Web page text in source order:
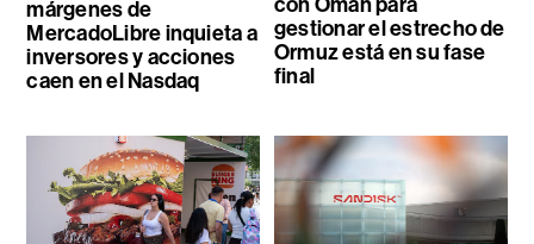
márgenes de
MercadoLibre inquieta a
inversores y acciones
caen en el Nasdaq
con Omán para
gestionar el estrecho de
Ormuz está en su fase
final